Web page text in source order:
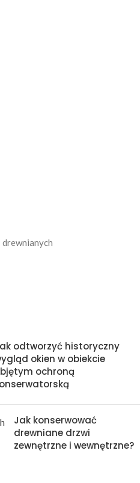
odtworzyć historyczny
okien w obiekcie
ochroną
Jak konserwować
drewniane drzwi
zewnętrzne i wewnętrzne?